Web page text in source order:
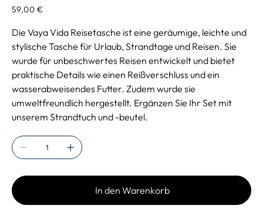
Preis
59,00 €
Die Vaya Vida Reisetasche ist eine geräumige, leichte und
stylische Tasche für Urlaub, Strandtage und Reisen. Sie
wurde für unbeschwertes Reisen entwickelt und bietet
praktische Details wie einen Reißverschluss und ein
wasserabweisendes Futter. Zudem wurde sie
umweltfreundlich hergestellt. Ergänzen Sie Ihr Set mit
unserem Strandtuch und -beutel.
In den Warenkorb